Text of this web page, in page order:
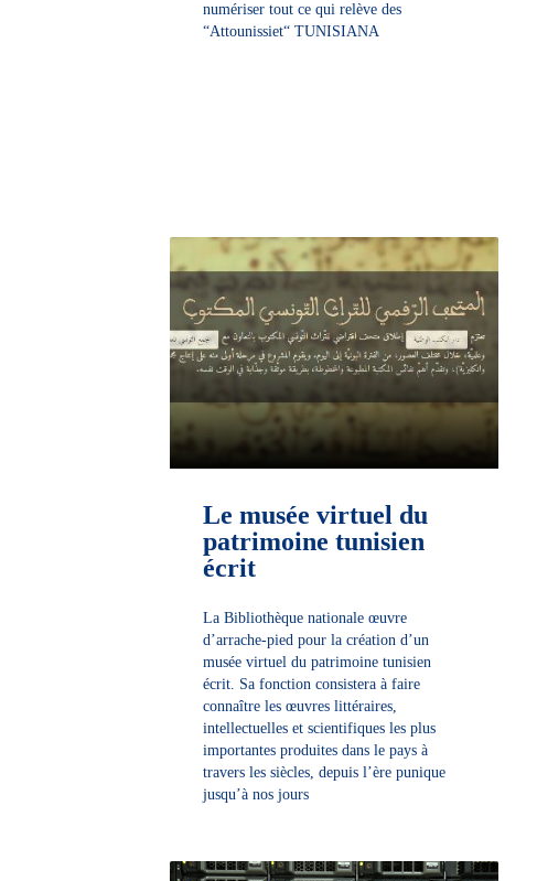
numériser tout ce qui relève des
“Attounissiet“ TUNISIANA
Le musée virtuel du
patrimoine tunisien
écrit
La Bibliothèque nationale œuvre
d’arrache-pied pour la création d’un
musée virtuel du patrimoine tunisien
écrit. Sa fonction consistera à faire
connaître les œuvres littéraires,
intellectuelles et scientifiques les plus
importantes produites dans le pays à
travers les siècles, depuis l’ère punique
jusqu’à nos jours